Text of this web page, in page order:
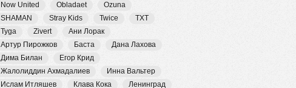
Now United
Obladaet
Ozuna
SHAMAN
Stray Kids Twice
TXT
Tyga
Zivert
Ани Лорак
Артур Пирожков
Баста
Дана Лахова
Дима Билан
Егор Крид
Жалолиддин Ахмадалиев
Инна Вальтер
Ислам Итляшев
Клава Кока Ленинград